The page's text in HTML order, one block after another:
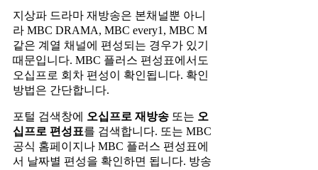
지상파 드라마 재방송은 본채널뿐 아니
라 MBC DRAMA, MBC every1, MBC M
같은 계열 채널에 편성되는 경우가 있기
때문입니다. MBC 플러스 편성표에서도
오십프로 회차 편성이 확인됩니다. 확인
방법은 간단합니다.
포털 검색창에 오십프로 재방송 또는 오
십프로 편성표를 검색합니다. 또는 MBC
공식 홈페이지나 MBC 플러스 편성표에
서 날짜별 편성을 확인하면 됩니다. 방송